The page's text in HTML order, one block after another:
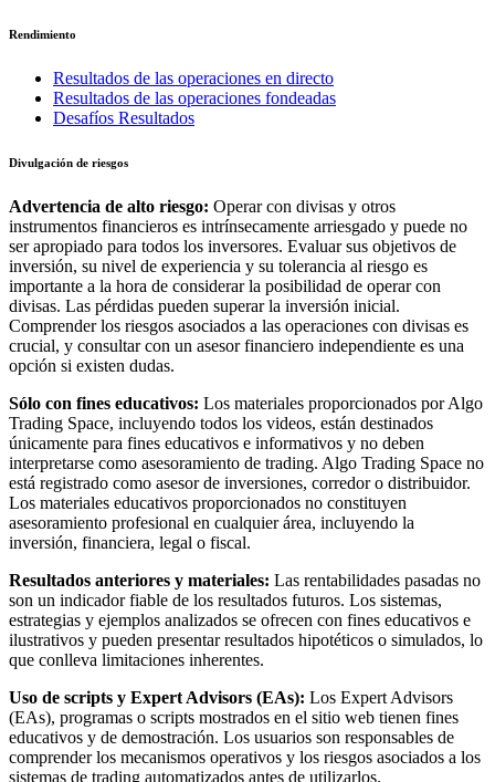
Rendimiento
Resultados de las operaciones en directo
Resultados de las operaciones fondeadas
Desafíos Resultados
Divulgación de riesgos
Advertencia de alto riesgo: Operar con divisas y otros
instrumentos financieros es intrínsecamente arriesgado y puede no
ser apropiado para todos los inversores. Evaluar sus objetivos de
inversión, su nivel de experiencia y su tolerancia al riesgo es
importante a la hora de considerar la posibilidad de operar con
divisas. Las pérdidas pueden superar la inversión inicial.
Comprender los riesgos asociados a las operaciones con divisas es
crucial, y consultar con un asesor financiero independiente es una
opción si existen dudas.
Sólo con fines educativos: Los materiales proporcionados por Algo
Trading Space, incluyendo todos los videos, están destinados
únicamente para fines educativos e informativos y no deben
interpretarse como asesoramiento de trading. Algo Trading Space no
está registrado como asesor de inversiones, corredor o distribuidor.
Los materiales educativos proporcionados no constituyen
asesoramiento profesional en cualquier área, incluyendo la
inversión, financiera, legal o fiscal.
Resultados anteriores y materiales: Las rentabilidades pasadas no
son un indicador fiable de los resultados futuros. Los sistemas,
estrategias y ejemplos analizados se ofrecen con fines educativos e
ilustrativos y pueden presentar resultados hipotéticos o simulados, lo
que conlleva limitaciones inherentes.
Uso de scripts y Expert Advisors (EAs): Los Expert Advisors
(EAs), programas o scripts mostrados en el sitio web tienen fines
educativos y de demostración. Los usuarios son responsables de
comprender los mecanismos operativos y los riesgos asociados a los
sistemas de trading automatizados antes de utilizarlos.